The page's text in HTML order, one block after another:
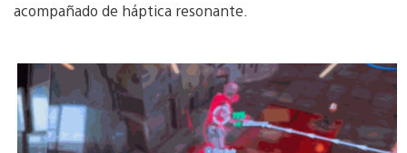
acompañado de háptica resonante.